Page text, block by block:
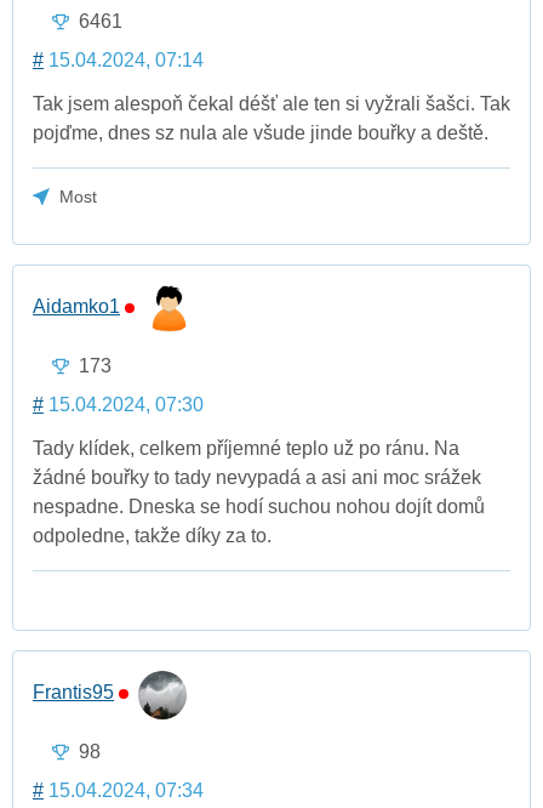
6461
# 15.04.2024, 07:14
Tak jsem alespoň čekal déšť ale ten si vyžrali šašci. Tak
pojďme, dnes sz nula ale všude jinde bouřky a deště.
Most
Aidamko1
173
# 15.04.2024, 07:30
Tady klídek, celkem příjemné teplo už po ránu. Na
žádné bouřky to tady nevypadá a asi ani moc srážek
nespadne. Dneska se hodí suchou nohou dojít domů
odpoledne, takže díky za to.
Frantis95
98
# 15.04.2024, 07:34